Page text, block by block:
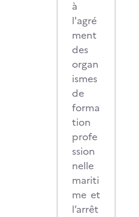
à
l'agré
ment
des
organ
ismes
de
forma
tion
profe
ssion
nelle
mariti
me et
l’arrêt